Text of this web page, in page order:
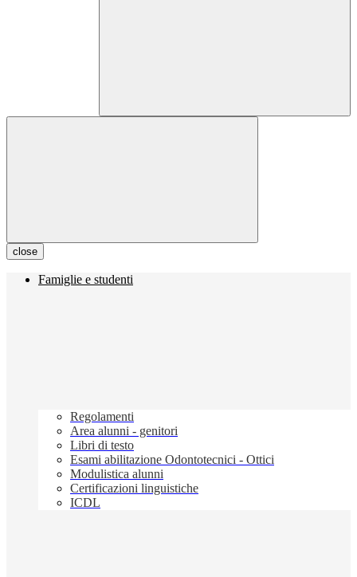
close
Famiglie e studenti
Regolamenti
Area alunni - genitori
Libri di testo
Esami abilitazione Odontotecnici - Ottici
Modulistica alunni
Certificazioni linguistiche
ICDL